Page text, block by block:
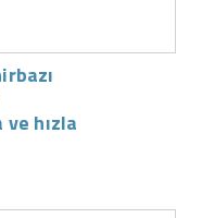
hızla